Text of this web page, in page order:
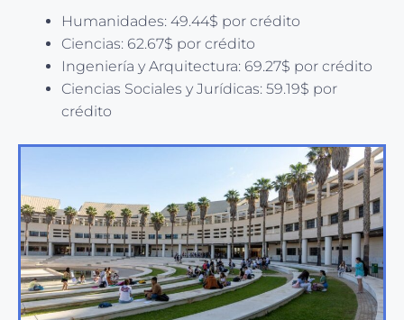
Humanidades: 49.44$ por crédito
Ciencias: 62.67$ por crédito
Ingeniería y Arquitectura: 69.27$ por crédito
Ciencias Sociales y Jurídicas: 59.19$ por
crédito